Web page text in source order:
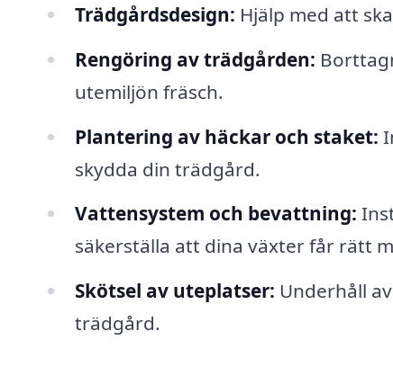
Trädgårdsdesign: Hjälp med att
Rengöring av trädgården:
utemiljön fräsch.
Plantering av häckar och staket:
skydda din trädgård.
Vattensystem och bevattning:
säkerställa att dina växter får rätt
Skötsel av uteplatser: Underhåll
trädgård.